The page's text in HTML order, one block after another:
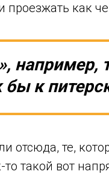
проезжать как
например,
бы к
отсюда, те,
то такой вот